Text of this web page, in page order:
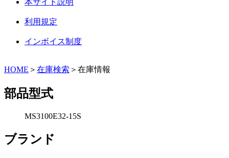
利用規定
インボイス制度
HOME ＞ 在庫検索 ＞在庫情報
部品型式
MS3100E32-15S
ブランド